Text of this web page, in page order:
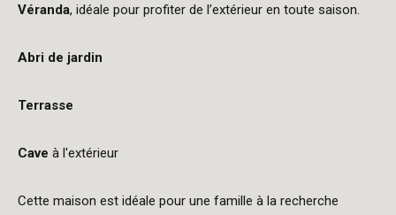
Véranda, idéale pour profiter de l’extérieur en toute saison.
Abri de jardin
Terrasse
Cave à l'extérieur
Cette maison est idéale pour une famille à la recherche